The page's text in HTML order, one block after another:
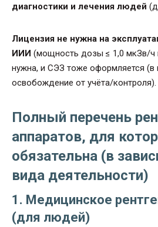
диагностики и лечения людей
Лицензия не нужна на
ИИИ (мощность дозы ≤ 1,0 мкЗв/ч
нужна, и СЭЗ тоже оформляется (в
освобождение от учёта/контроля).
Полный перечень
аппаратов, для
обязательна (в
вида деятельности)
1. Медицинское
(для людей)